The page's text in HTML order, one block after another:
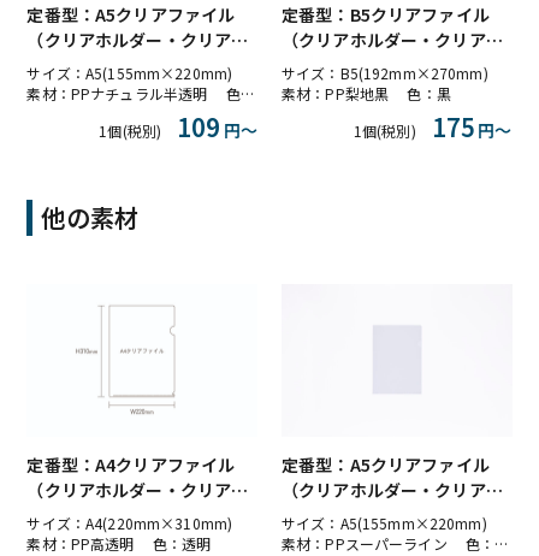
定番型：A5クリアファイル
（クリアホルダー・クリアフ
ォルダー）PPナチュラル半透
明
サイズ：A5(155mm×220mm)
素材：PPナチュラル半透明 色：半透明
1個(税別)
109円〜
定番型：B5クリアファイル
（クリアホルダー・クリアフ
ォルダー）PP梨地黒 不透明
サイズ：B5(192mm×270mm)
素材：PP梨地黒 色：黒
1個(税別)
175円〜
他の素材
定番型：A4クリアファイル
（クリアホルダー・クリアフ
ォルダー）PP高透明
サイズ：A4(220mm×310mm)
素材：PP高透明 色：透明
定番型：A5クリアファイル
（クリアホルダー・クリアフ
ォルダー）PPスーパーライン
サイズ：A5(155mm×220mm)
素材：PPスーパーライン 色：ライン透明